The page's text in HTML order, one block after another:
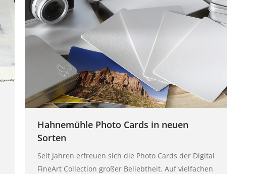
Hahnemühle Photo Cards in neuen
Sorten
Seit Jahren erfreuen sich die Photo Cards der Digital
FineArt Collection großer Beliebtheit. Auf vielfachen